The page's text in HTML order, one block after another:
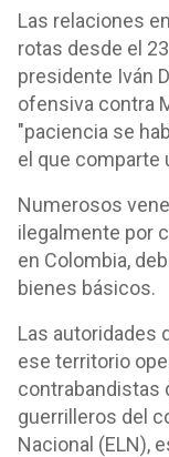
Las relaciones
rotas desde el
presidente Iván
ofensiva contra
"paciencia se
el que comparte
Numerosos
ilegalmente por
en Colombia,
bienes básicos.
Las autoridades
ese territorio
contrabandistas
guerrilleros del
Nacional (ELN),